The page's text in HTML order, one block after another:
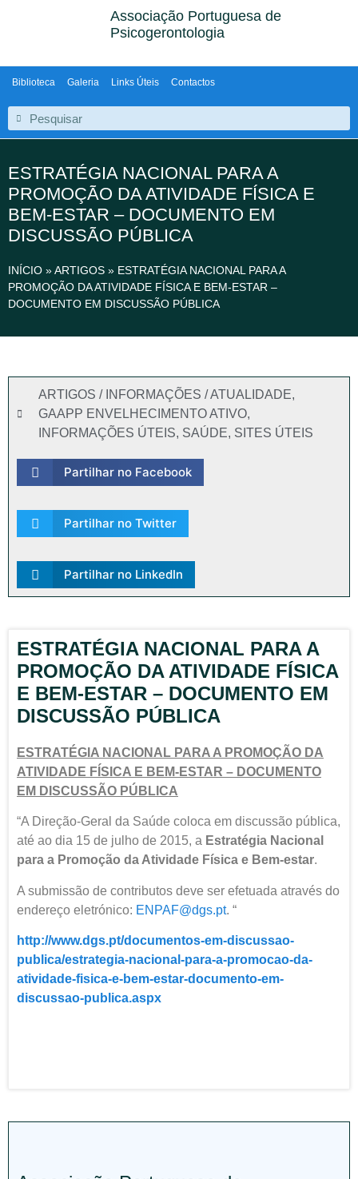
Associação Portuguesa de
Psicogerontologia
Biblioteca Galeria Links Úteis Contactos
ESTRATÉGIA NACIONAL PARA A
PROMOÇÃO DA ATIVIDADE FÍSICA E
BEM-ESTAR – DOCUMENTO EM
DISCUSSÃO PÚBLICA
INÍCIO »ARTIGOS » ESTRATÉGIA NACIONAL PARA A
PROMOÇÃO DA ATIVIDADE FÍSICA E BEM-ESTAR –
DOCUMENTO EM DISCUSSÃO PÚBLICA
ARTIGOS / INFORMAÇÕES / ATUALIDADE,
GAAPP ENVELHECIMENTO ATIVO,
INFORMAÇÕES ÚTEIS, SAÚDE, SITES ÚTEIS
Partilhar no Facebook
Partilhar no Twitter
Partilhar no LinkedIn
ESTRATÉGIA NACIONAL PARA A
PROMOÇÃO DA ATIVIDADE FÍSICA
E BEM-ESTAR – DOCUMENTO EM
DISCUSSÃO PÚBLICA
ESTRATÉGIA NACIONAL PARA A PROMOÇÃO DA
ATIVIDADE FÍSICA E BEM-ESTAR – DOCUMENTO
EM DISCUSSÃO PÚBLICA
“A Direção-Geral da Saúde coloca em discussão pública,
até ao dia 15 de julho de 2015, a Estratégia Nacional
para a Promoção da Atividade Física e Bem-estar.
A submissão de contributos deve ser efetuada através do
endereço eletrónico: ENPAF@dgs.pt. “
http://www.dgs.pt/documentos-em-discussao-
publica/estrategia-nacional-para-a-promocao-da-
atividade-fisica-e-bem-estar-documento-em-
discussao-publica.aspx